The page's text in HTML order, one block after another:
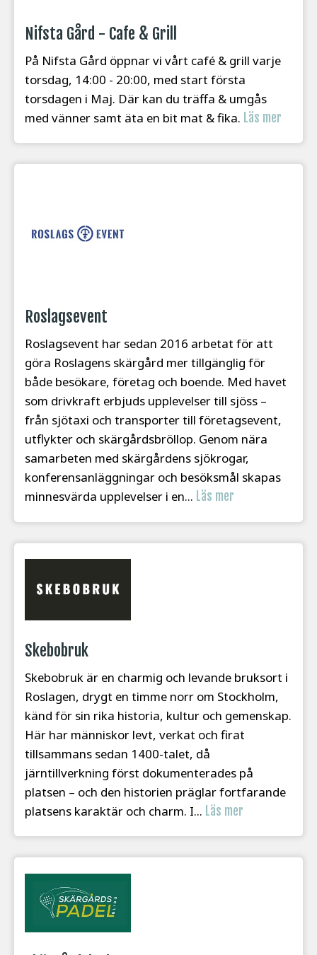
Nifsta Gård - Cafe & Grill
På Nifsta Gård öppnar vi vårt café & grill varje
torsdag, 14:00 - 20:00, med start första
torsdagen i Maj. Där kan du träffa & umgås
med vänner samt äta en bit mat & fika. Läs mer
Roslagsevent
Roslagsevent har sedan 2016 arbetat för att
göra Roslagens skärgård mer tillgänglig för
både besökare, företag och boende. Med havet
som drivkraft erbjuds upplevelser till sjöss –
från sjötaxi och transporter till företagsevent,
utflykter och skärgårdsbröllop. Genom nära
samarbeten med skärgårdens sjökrogar,
konferensanläggningar och besöksmål skapas
minnesvärda upplevelser i en... Läs mer
Skebobruk
Skebobruk är en charmig och levande bruksort i
Roslagen, drygt en timme norr om Stockholm,
känd för sin rika historia, kultur och gemenskap.
Här har människor levt, verkat och firat
tillsammans sedan 1400-talet, då
järntillverkning först dokumenterades på
platsen – och den historien präglar fortfarande
platsens karaktär och charm. I... Läs mer